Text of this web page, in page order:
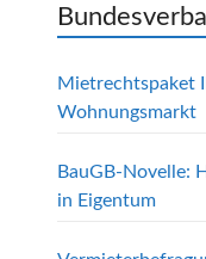
Mietrechtspaket
Wohnungsmarkt
BauGB-Novelle:
in Eigentum